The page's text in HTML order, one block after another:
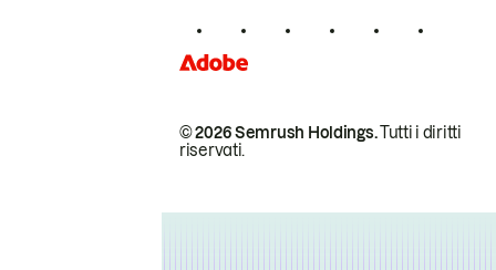
© 2026 Semrush Holdings.Tutti i diritti
riservati.